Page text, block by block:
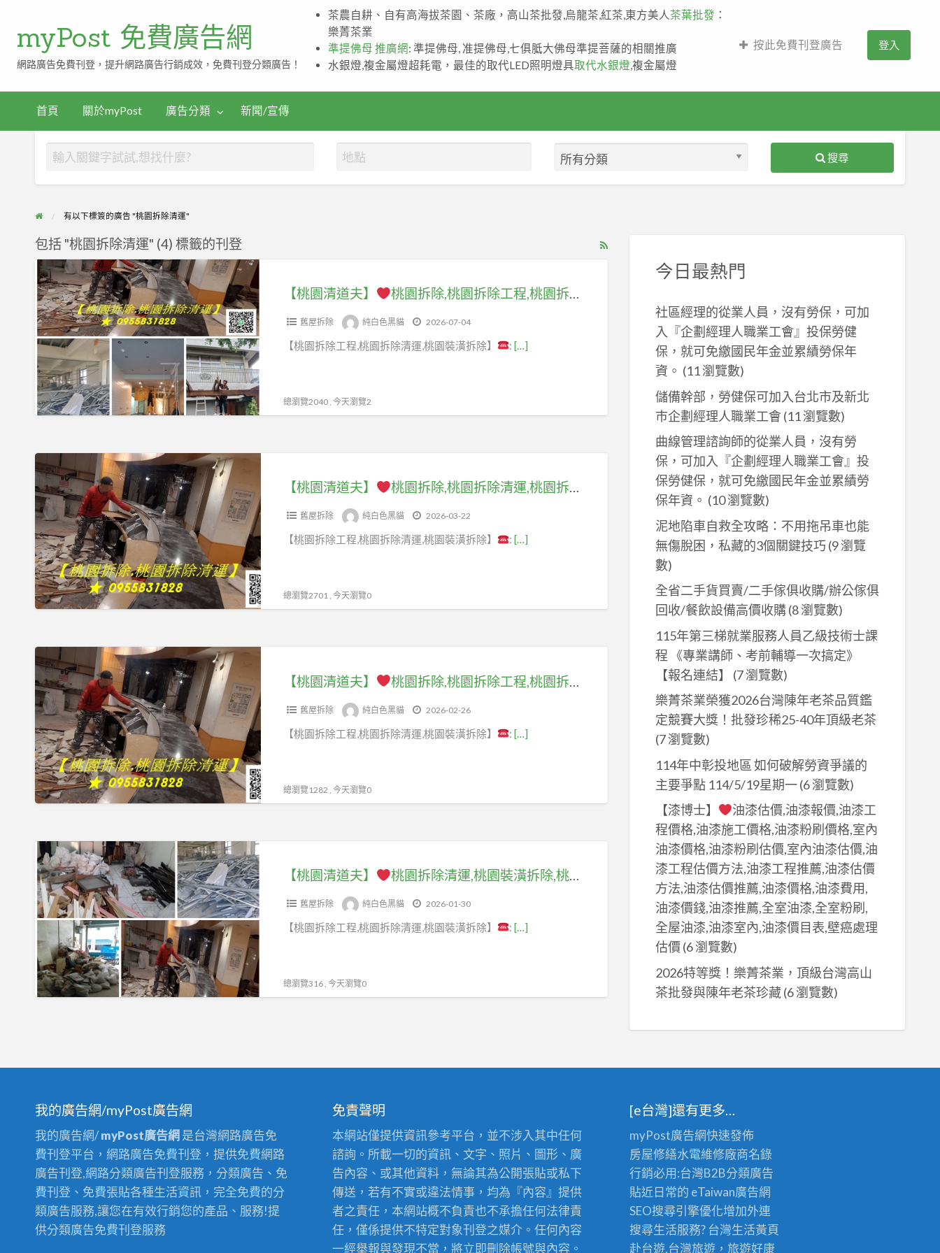
myPost 免費廣告網
網路廣告免費刊登，提升網路廣告行銷成效，免費刊登分類廣告！
茶農自耕、自有高海拔茶園、茶廠，高山茶批發,烏龍茶,紅茶,東方美人 茶葉批發 ：
樂菁茶業
準提佛母 推廣網: 準提佛母, 准提佛母,七俱胝大佛母準提菩薩的相關推廣
水銀燈,複金屬燈超耗電，最佳的取代LED照明燈具取代水銀燈 ,複金屬燈
按此免費刊登廣告 登入
首頁 關於myPost 廣告分類 新聞/宣傳
搜尋
有以下標簽的廣告 "桃園拆除清運"
RSS
清
包括 "桃園拆除清運" (4) 標籤的刊登
【桃
園
清
道
夫】
桃
園
拆
桃
園
拆
除
工
程,
桃
園
拆
清
運,
桃
園
拆
除
推
薦,
桃
除
裝
潢,
桃
區
拆
除,
拆
除,
林
口
拆
除,
龜
【桃園清道夫】 桃園拆除,桃園拆除工程,桃園拆除清運,桃園拆除推薦,桃園拆除裝潢,桃園區拆除,中壢拆除,八德拆除,林口拆除,龜山拆除,桃園拆除公司,桃園拆除工程推薦,桃園裝潢拆除清運,桃園拆除工程報價,拆除工程桃園,室內拆除工程桃園,辦公室拆除桃園,店面拆除桃園
舊屋拆除 純白色黑貓 2026-07-04
【桃園拆除工程,桃園拆除清運,桃園裝潢拆除】 : […]
總瀏覽2040 , 今天瀏覽2
【桃
園
清
道
夫】
桃
園
拆
桃
園
拆
除
清
運,
桃
園
拆
工
程,
桃
園
拆
裝
潢,
桃
除,
壢
除,
八
德
拆
除,
龜
【桃園清道夫】 桃園拆除,桃園拆除清運,桃園拆除工程,桃園拆除裝潢,桃園區拆除,中壢拆除,八德拆除,龜山拆除,桃園拆除公司,桃園裝潢拆除清運,桃園拆除工程推薦,拆除廠商桃園,桃園拆除價格,桃園室內拆除,桃園拆除工程公司,桃園拆除工程費用,店面拆除桃園
舊屋拆除 純白色黑貓 2026-03-22
【桃園拆除工程,桃園拆除清運,桃園裝潢拆除】 : […]
總瀏覽2701 , 今天瀏覽0
【桃
園
清
道
夫】
桃
園
拆
桃
園
拆
除
工
程,
桃
園
拆
桃
拆
除
裝
潢,
桃
園
拆
除
【桃園清道夫】 桃園拆除,桃園拆除工程,桃園拆除清運,桃園拆除裝潢,桃園拆除價格,桃園裝潢拆除清運,桃園室內拆除,桃園拆除工程行,裝潢拆除桃園,拆裝潢桃園,拆除工程桃園,拆除公司桃園,房屋拆除桃園,桃園區拆除,中壢拆除,八德拆除,林口拆除,龜山拆除,辦公室拆除桃園
舊屋拆除 純白色黑貓 2026-02-26
【桃園拆除工程,桃園拆除清運,桃園裝潢拆除】 : […]
總瀏覽1282 , 今天瀏覽0
【桃
園
清
道
夫】
桃
園
拆
裝
潢
拆
除,
桃
園
拆
【桃園清道夫】 桃園拆除清運,桃園裝潢拆除,桃園拆除工程,桃園區拆除,中壢拆除,八德拆除,林口拆除,龜山拆除,桃園拆除公司,桃園拆除工程推薦,桃園拆除推薦,桃園裝潢拆除清運,桃園拆除報價,拆除廠商桃園,辦公室拆除桃園,店面拆除桃園,平鎮拆除,鶯歌拆除
舊屋拆除 純白色黑貓 2026-01-30
【桃園拆除工程,桃園拆除清運,桃園裝潢拆除】 : […]
總瀏覽316 , 今天瀏覽0
今日最熱門
社區經理的從業人員，沒有勞保，可加
入『企劃經理人職業工會』投保勞健
保，就可免繳國民年金並累績勞保年
資。 (11 瀏覽數)
儲備幹部，勞健保可加入台北市及新北
巿企劃經理人職業工會 (11 瀏覽數)
曲線管理諮詢師的從業人員，沒有勞
保，可加入『企劃經理人職業工會』投
保勞健保，就可免繳國民年金並累績勞
保年資。 (10 瀏覽數)
泥地陷車自救全攻略：不用拖吊車也能
無傷脫困，私藏的3個關鍵技巧(9 瀏覽
數)
全省二手貨買賣/二手傢俱收購/辦公傢俱
回收/餐飲設備高價收購(8 瀏覽數)
115年第三梯就業服務人員乙級技術士課
程 《專業講師、考前輔導一次搞定》
【報名連結】
(7 瀏覽數)
樂菁茶業榮獲2026台灣陳年老茶品質鑑
定競賽大獎！批發珍稀25-40年頂級老茶
(7 瀏覽數)
114年中彰投地區 如何破解勞資爭議的
主要爭點 114/5/19星期一(6 瀏覽數)
【漆博士】
油漆估價,油漆報價,油漆工
程價格,油漆施工價格,油漆粉刷價格,室內
油漆價格,油漆粉刷估價,室內油漆估價,油
漆工程估價方法,油漆工程推薦,油漆估價
方法,油漆估價推薦,油漆價格,油漆費用,
油漆價錢,油漆推薦,全室油漆,全室粉刷,
全屋油漆,油漆室內,油漆價目表,壁癌處理
估價(6 瀏覽數)
2026特等獎！樂菁茶業，頂級台灣高山
茶批發與陳年老茶珍藏(6 瀏覽數)
我的廣告網/myPost廣告網
我的廣告網/myPost廣告網是台灣網路廣告免
費刊登平台，網路廣告免費刊登，提供免費網路
廣告刊登,網路分類廣告刊登服務，分類廣告、免
費刊登、免費張貼各種生活資訊，完全免費的分
類廣告服務,讓您在有效行銷您的產品、服務!提
供分類廣告免費刊登服務
免責聲明
本網站僅提供資訊參考平台，並不涉入其中任何
諮詢。所載一切的資訊、文字、照片、圖形、廣
告內容、或其他資料，無論其為公開張貼或私下
傳送，若有不實或違法情事，均為『內容』提供
者之責任，本網站概不負責也不承擔任何法律責
任，僅係提供不特定對象刊登之媒介。任何內容
一經舉報與發現不當，將立即刪除帳號與內容。
[e台灣]還有更多…
myPost廣告網快速發佈
房屋修繕水電維修廠商名錄
行銷必用:台灣B2B分類廣告
貼近日常的 eTaiwan廣告網
SEO搜尋引擎優化增加外連
搜尋生活服務? 台灣生活黃頁
赴台遊,台灣旅遊 ，旅遊好康